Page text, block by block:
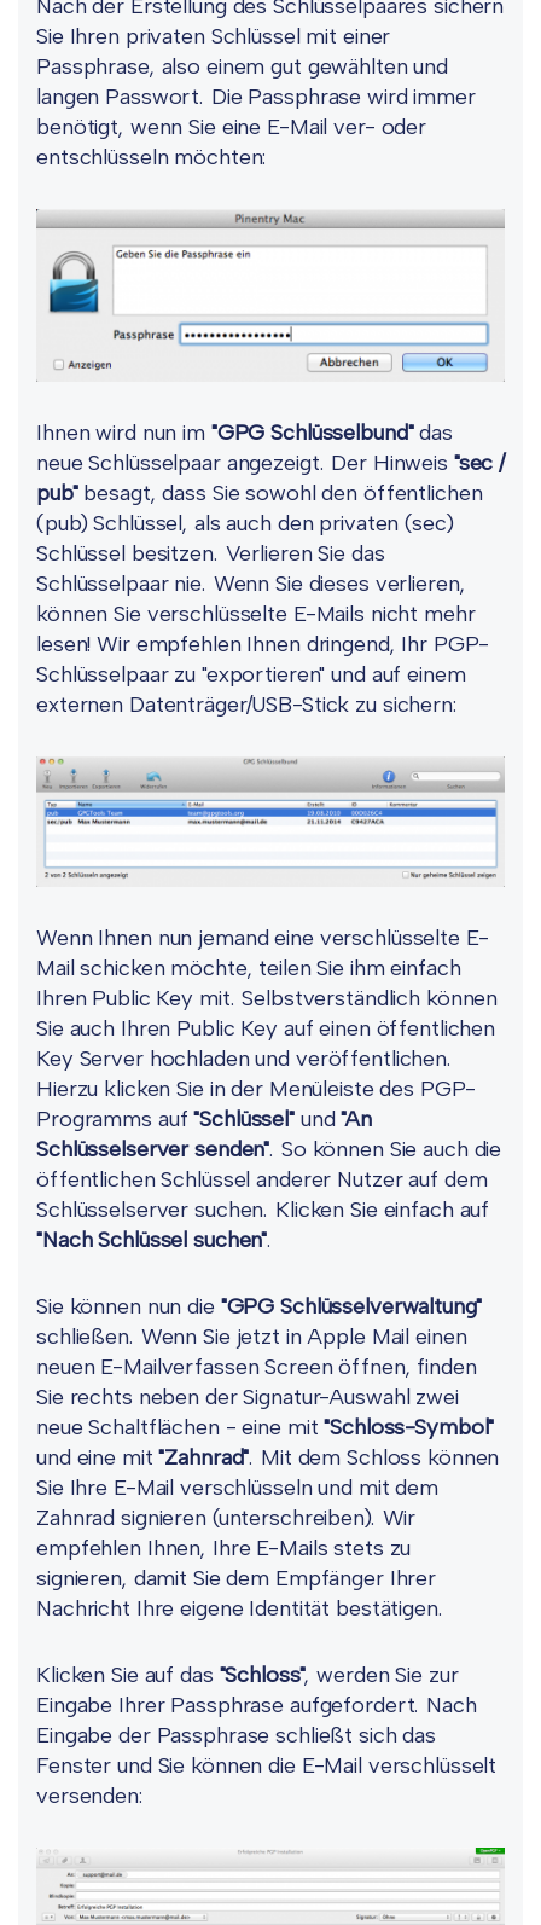
Nach der Erstellung des Schlüsselpaares sichern
Sie Ihren privaten Schlüssel mit einer
Passphrase, also einem gut gewählten und
langen Passwort. Die Passphrase wird immer
benötigt, wenn Sie eine E-Mail ver- oder
entschlüsseln möchten:
Ihnen wird nun im "GPG Schlüsselbund"das
neue Schlüsselpaar angezeigt. Der Hinweis "sec /
pub"besagt, dass Sie sowohl den öffentlichen
(pub) Schlüssel, als auch den privaten (sec)
Schlüssel besitzen. Verlieren Sie das
Schlüsselpaar nie. Wenn Sie dieses verlieren,
können Sie verschlüsselte E-Mails nicht mehr
lesen! Wir empfehlen Ihnen dringend, Ihr PGP-
Schlüsselpaar zu "exportieren" und auf einem
externen Datenträger/USB-Stick zu sichern:
Wenn Ihnen nun jemand eine verschlüsselte E-
Mail schicken möchte, teilen Sie ihm einfach
Ihren Public Key mit. Selbstverständlich können
Sie auch Ihren Public Key auf einen öffentlichen
Key Server hochladen und veröffentlichen.
Hierzu klicken Sie in der Menüleiste des PGP-
Programms auf"Schlüssel"und"An
Schlüsselserver senden". So können Sie auch die
öffentlichen Schlüssel anderer Nutzer auf dem
Schlüsselserver suchen. Klicken Sie einfach auf
"Nach Schlüssel suchen".
Sie können nun die "GPG Schlüsselverwaltung"
schließen. Wenn Sie jetzt in Apple Mail einen
neuen E-Mailverfassen Screen öffnen, finden
Sie rechts neben der Signatur-Auswahl zwei
neue Schaltflächen - eine mit"Schloss-Symbol"
und eine mit"Zahnrad". Mit dem Schloss können
Sie Ihre E-Mail verschlüsseln und mit dem
Zahnrad signieren (unterschreiben). Wir
empfehlen Ihnen, Ihre E-Mails stets zu
signieren, damit Sie dem Empfänger Ihrer
Nachricht Ihre eigene Identität bestätigen.
Klicken Sie auf das "Schloss", werden Sie zur
Eingabe Ihrer Passphrase aufgefordert. Nach
Eingabe der Passphrase schließt sich das
Fenster und Sie können die E-Mail verschlüsselt
versenden: